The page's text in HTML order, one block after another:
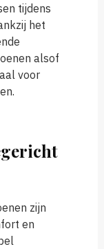
tijdens
het
alsof
voor
zijn
en